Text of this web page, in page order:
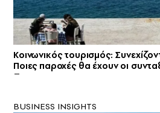
Κοινωνικός τουρισμός:
Ποιες παροχές θα έχουν οι
BUSINESS INSIGHTS